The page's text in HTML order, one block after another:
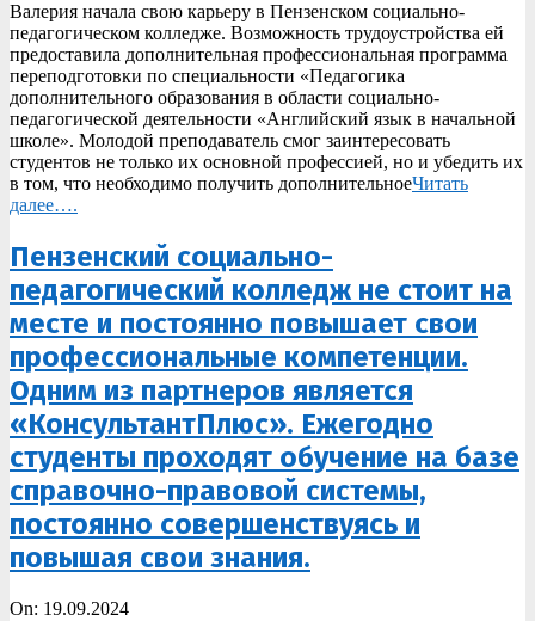
19
Валерия начала свою карьеру в Пензенском социально-
педагогическом колледже. Возможность трудоустройства ей
предоставила дополнительная профессиональная программа
переподготовки по специальности «Педагогика
дополнительного образования в области социально-
педагогической деятельности «Английский язык в начальной
школе». Молодой преподаватель смог заинтересовать
студентов не только их основной профессией, но и убедить их
в том, что необходимо получить дополнительноеЧитать
далее….
Пензенский социально-
педагогический колледж не стоит на
месте и постоянно повышает свои
профессиональные компетенции.
Одним из партнеров является
«КонсультантПлюс». Ежегодно
студенты проходят обучение на базе
справочно-правовой системы,
постоянно совершенствуясь и
повышая свои знания.
2024-
On: 19.09.2024